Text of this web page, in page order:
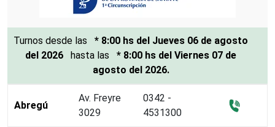
Turnosdesde las* 8:00 hs del Jueves 06 de agosto
del 2026 hasta las* 8:00 hs del Viernes 07 de
agosto del 2026.
Abregú
Av. Freyre
3029
0342 -
4531300